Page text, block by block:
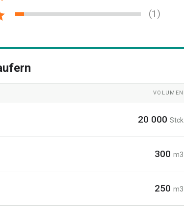
(1)
VOLUMEN
20 000Stck
300m3
250m3